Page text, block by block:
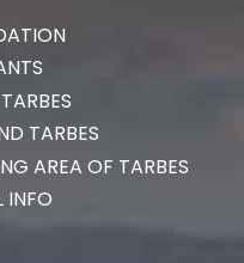
TARBES
AREA OF TARBES
INFO